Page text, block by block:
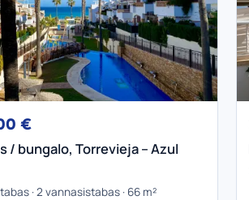
€
/ bungalo, Torrevieja – Azul
· 2 vannasistabas · 66 m²